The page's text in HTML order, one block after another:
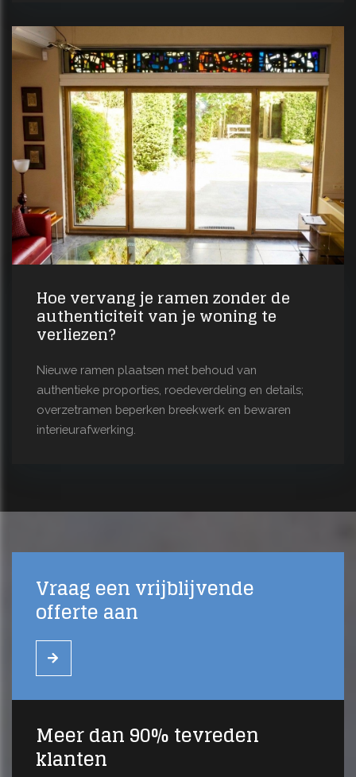
Hoe vervang je ramen zonder de
authenticiteit van je woning te
verliezen?
Nieuwe ramen plaatsen met behoud van
authentieke proporties, roedeverdeling en details;
overzetramen beperken breekwerk en bewaren
interieurafwerking.
Vraag een vrijblijvende
offerte aan
Meer dan 90% tevreden
klanten